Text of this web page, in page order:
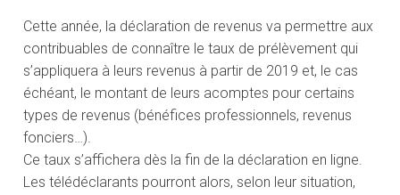
Cette année, la déclaration de revenus va permettre aux
contribuables de connaître le taux de prélèvement qui
s’appliquera à leurs revenus à partir de 2019 et, le cas
échéant, le montant de leurs acomptes pour certains
types de revenus (bénéfices professionnels, revenus
fonciers…).
Ce taux s’affichera dès la fin de la déclaration en ligne.
Les télédéclarants pourront alors, selon leur situation,